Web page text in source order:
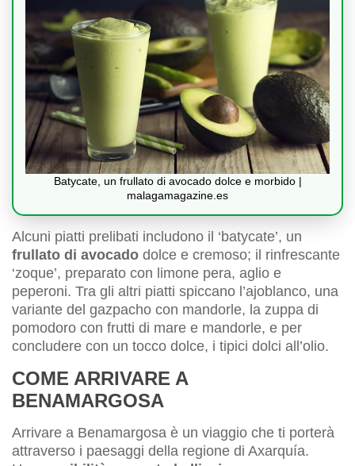
Batycate, un frullato di avocado dolce e morbido |
malagamagazine.es
Alcuni piatti prelibati includono il ‘batycate’, un
frullato di avocado dolce e cremoso; il rinfrescante
‘zoque’, preparato con limone pera, aglio e
peperoni. Tra gli altri piatti spiccano l’ajoblanco, una
variante del gazpacho con mandorle, la zuppa di
pomodoro con frutti di mare e mandorle, e per
concludere con un tocco dolce, i tipici dolci all’olio.
COME ARRIVARE A
BENAMARGOSA
Arrivare a Benamargosa è un viaggio che ti porterà
attraverso i paesaggi della regione di Axarquía.